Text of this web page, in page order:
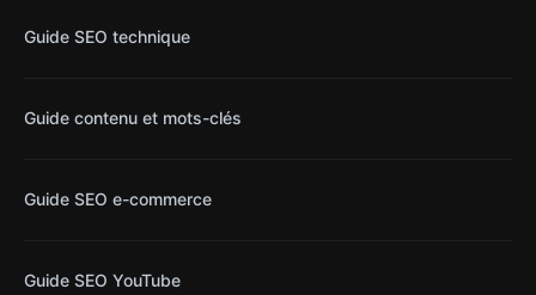
Guide SEO technique
Guide contenu et mots-clés
Guide SEO e-commerce
Guide SEO YouTube